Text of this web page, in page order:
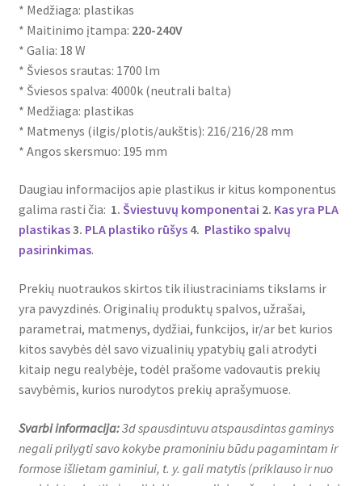
* Medžiaga: plastikas
* Maitinimo įtampa: 220-240V
* Galia: 18 W
* Šviesos srautas: 1700 lm
* Šviesos spalva: 4000k (neutrali balta)
* Medžiaga: plastikas
* Matmenys (ilgis/plotis/aukštis): 216/216/28 mm
* Angos skersmuo: 195 mm
Daugiau informacijos apie plastikus ir kitus komponentus
galima rasti čia: 1. Šviestuvų komponentai 2. Kas yra PLA
plastikas3. PLA plastiko rūšys4. Plastiko spalvų
pasirinkimas.
Prekių nuotraukos skirtos tik iliustraciniams tikslams ir
yra pavyzdinės. Originalių produktų spalvos, užrašai,
parametrai, matmenys, dydžiai, funkcijos, ir/ar bet kurios
kitos savybės dėl savo vizualinių ypatybių gali atrodyti
kitaip negu realybėje, todėl prašome vadovautis prekių
savybėmis, kurios nurodytos prekių aprašymuose.
Svarbi informacija:3d spausdintuvu atspausdintas gaminys
negali prilygti savo kokybe pramoniniu būdu pagamintam ir
formose išlietam gaminiui, t. y. gali matytis (priklauso ir nuo